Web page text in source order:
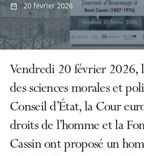
20 février 2026
Vendredi 20 février 2026,
des sciences morales et
Conseil d’État, la Cour
droits de l’homme et la
Cassin ont proposé un